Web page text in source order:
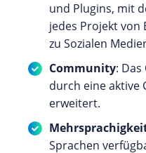
und Plugins, mit
jedes Projekt von
zu Sozialen
Community:
durch eine aktive
erweitert.
Sprachen